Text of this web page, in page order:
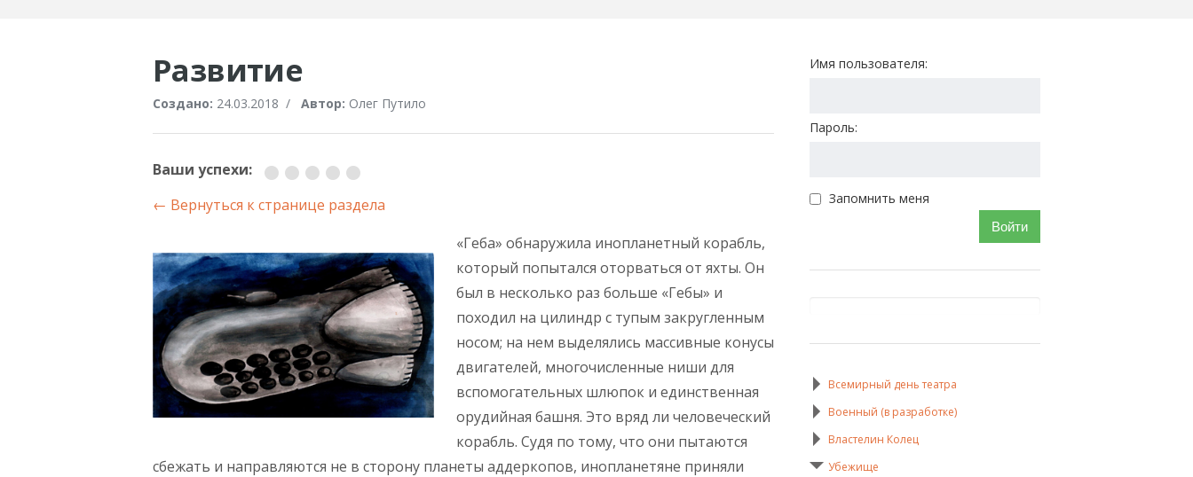
Развитие
Создано: 24.03.2018 / Автор: Олег Путило
Ваши успехи:
← Вернуться к странице раздела
«Геба» обнаружила инопланетный корабль,
который попытался оторваться от яхты. Он
был в несколько раз больше «Гебы» и
походил на цилиндр с тупым закругленным
носом; на нем выделялись массивные конусы
двигателей, многочисленные ниши для
вспомогательных шлюпок и единственная
орудийная башня. Это вряд ли человеческий
корабль. Судя по тому, что они пытаются
сбежать и направляются не в сторону планеты аддеркопов, инопланетяне приняли
Имя пользователя:
Пароль:
Запомнить меня
Войти
Всемирный день театра
Военный (в разработке)
Властелин Колец
Убежище